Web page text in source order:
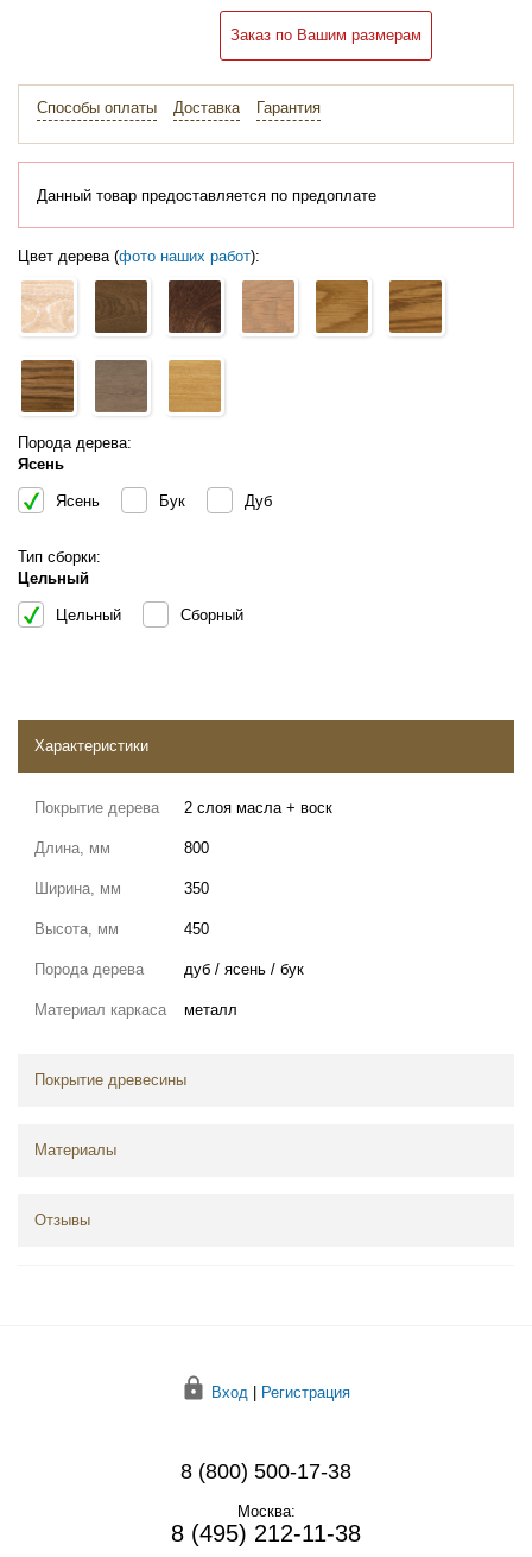
Заказ по Вашим размерам
Способы оплаты Доставка Гарантия
Данный товар предоставляется по предоплате
Цвет дерева (фото наших работ):
Порода дерева:
Ясень
Ясень Бук Дуб
Тип сборки:
Цельный
Цельный Сборный
Характеристики
Покрытие дерева 2 слоя масла + воск
Длина, мм 800
Ширина, мм 350
Высота, мм 450
Порода дерева дуб / ясень / бук
Материал каркаса металл
Покрытие древесины
Материалы
Отзывы
Вход | Регистрация
8 (800) 500-17-38
Москва:
8 (495) 212-11-38